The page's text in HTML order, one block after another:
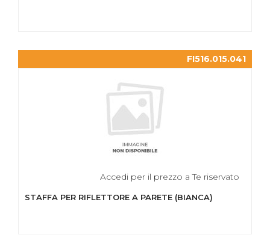
FI516.015.041
Accedi per il prezzo a Te riservato
STAFFA PER RIFLETTORE A PARETE (BIANCA)